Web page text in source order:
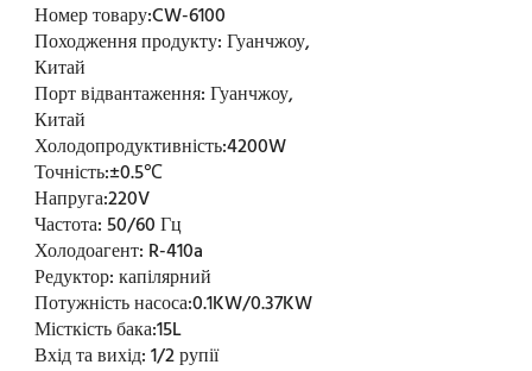
Номер товару:CW-6100
Походження продукту:Гуанчжоу,
Китай
Порт відвантаження:Гуанчжоу,
Китай
Холодопродуктивність:4200W
Точність:±0.5℃
Напруга:220V
Частота:50/60 Гц
Холодоагент: R-410a
Редуктор:капілярний
Потужність насоса:0.1KW/0.37KW
Місткість бака:15L
Вхід та вихід:1/2 рупії